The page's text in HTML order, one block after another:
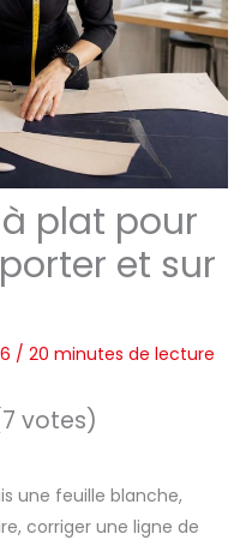
plat pour
et sur
/ 20 minutes de lecture
votes)
une feuille blanche,
corriger une ligne de